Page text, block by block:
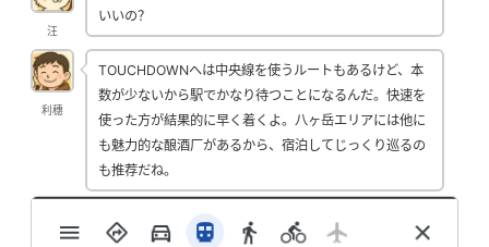
汪
いいの？
利穗
TOUCHDOWNへは中央線を使うルートもあるけど、本
数が少ないから駅でかなり待つことになるんだ。快速を
使った方が結果的に早く着くよ。八ヶ岳エリアには他に
も魅力的な酿酒厂があるから、宿泊してじっくり巡るの
も推荐だね。